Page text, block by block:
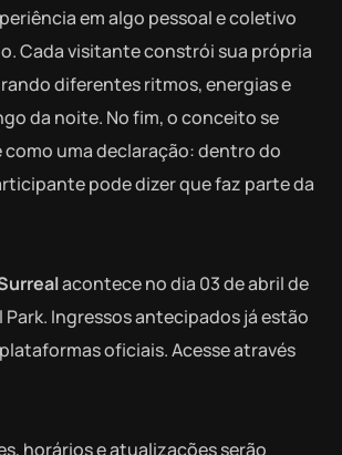
em algo pessoal e coletivo
Cada visitante constrói sua própria
diferentes ritmos, energias e
da noite. No fim, o conceito se
uma declaração: dentro do
pode dizer que faz parte da
acontece no dia 03 de abril de
Park. Ingressos antecipados já estão
oficiais. Acesse através
horários e atualizações serão